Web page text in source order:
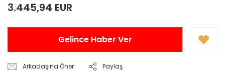
3.445,94 EUR
Gelince Haber Ver
Arkadaşına Öner Paylaş